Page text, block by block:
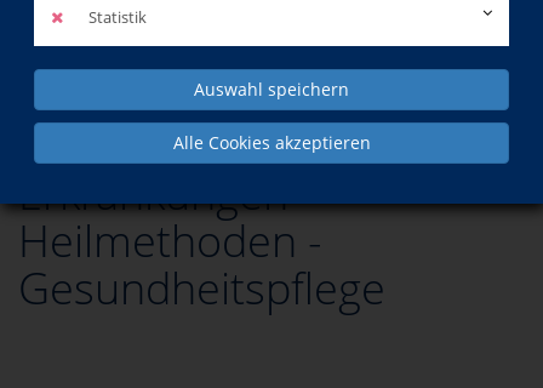
Statistik
Auswahl speichern
Alle Cookies akzeptieren
Erkrankungen -
Heilmethoden -
Gesundheitspflege